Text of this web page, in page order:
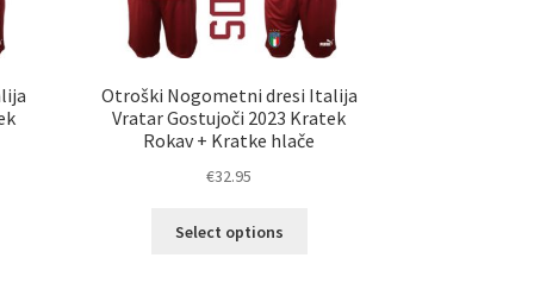
Otroški Nogometni dresi Italija
Vratar Gostujoči 2023 Kratek
Rokav + Kratke hlače
€32.95
Select options